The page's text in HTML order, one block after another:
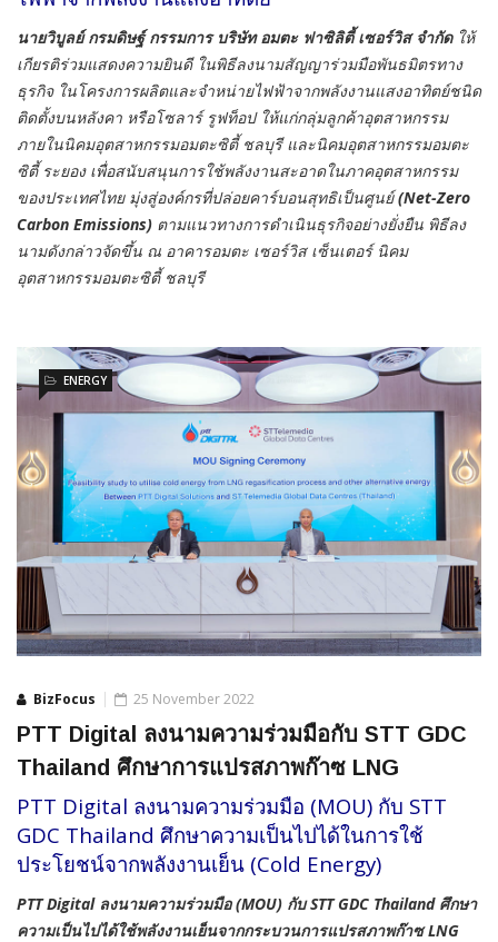
นายวิบูลย์ กรมดิษฐ์ กรรมการ บริษัท อมตะ ฟาซิลิตี้ เซอร์วิส จำกัดให้
เกียรติร่วมแสดงความยินดี ในพิธีลงนามสัญญาร่วมมือพันธมิตรทาง
ธุรกิจ ในโครงการผลิตและจำหน่ายไฟฟ้าจากพลังงานแสงอาทิตย์ชนิด
ติดตั้งบนหลังคา หรือโซลาร์ รูฟท็อป ให้แก่กลุ่มลูกค้าอุตสาหกรรม
ภายในนิคมอุตสาหกรรมอมตะซิตี้ ชลบุรี และนิคมอุตสาหกรรมอมตะ
ซิตี้ ระยอง เพื่อสนับสนุนการใช้พลังงานสะอาดในภาคอุตสาหกรรม
ของประเทศไทย มุ่งสู่องค์กรที่ปล่อยคาร์บอนสุทธิเป็นศูนย์(Net-Zero
Carbon Emissions) ตามแนวทางการดำเนินธุรกิจอย่างยั่งยืน พิธีลง
นามดังกล่าวจัดขึ้น ณ อาคารอมตะ เซอร์วิส เซ็นเตอร์ นิคม
อุตสาหกรรมอมตะซิตี้ ชลบุรี
BizFocus
ENERGY
25 November 2022
PTT Digital ลงนามความร่วมมือกับ STT GDC
Thailand ศึกษาการแปรสภาพก๊าซ LNG
PTT Digital ลงนามความร่วมมือ (MOU) กับ STT
GDC Thailand ศึกษาความเป็นไปได้ในการใช้
ประโยชน์จากพลังงานเย็น (Cold Energy)
PTT Digital ลงนามความร่วมมือ (MOU) กับ STT GDC Thailand ศึกษา
ความเป็นไปได้ใช้พลังงานเย็นจากกระบวนการแปรสภาพก๊าซ LNG